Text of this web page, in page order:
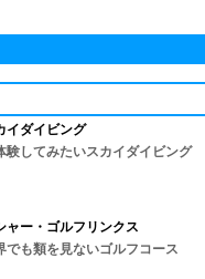
イダイビング
験してみたいスカイダイビング
ャー・ゴルフリンクス
でも類を見ないゴルフコース